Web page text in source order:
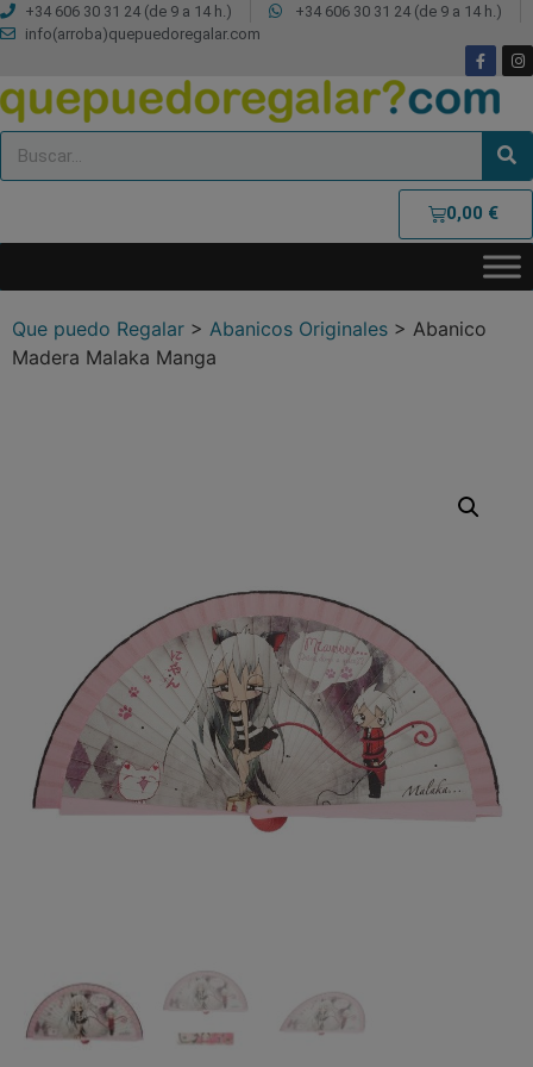
+34 606 30 31 24 (de 9 a 14 h.)
+34 606 30 31 24 (de 9 a 14 h.)
info(arroba)quepuedoregalar.com
0,00 €
Que puedo Regalar > Abanicos Originales > Abanico
Madera Malaka Manga